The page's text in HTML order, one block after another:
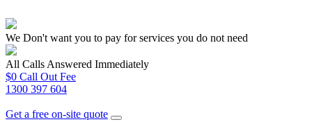
We Don't want you to pay for services you do not need
All Calls Answered Immediately
$0 Call Out Fee
1300 397 604
Get a free on-site quote